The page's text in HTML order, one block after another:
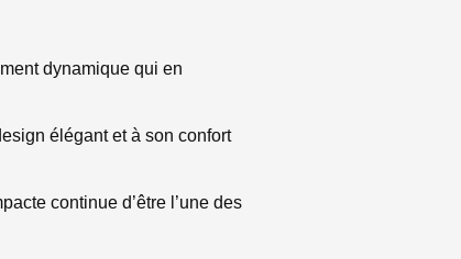
dynamique qui en
élégant et à son confort
continue d’être l’une des